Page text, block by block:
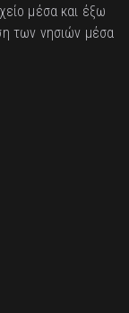
μέσα και έξω
των νησιών μέσα